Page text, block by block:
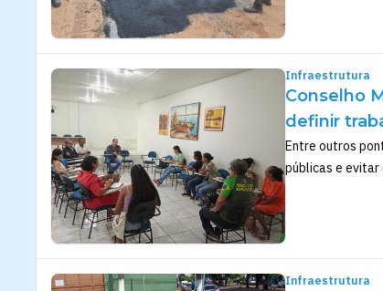
Infraestrutura
Conselho
definir
Entre outros
públicas e evitar
Infraestrutura